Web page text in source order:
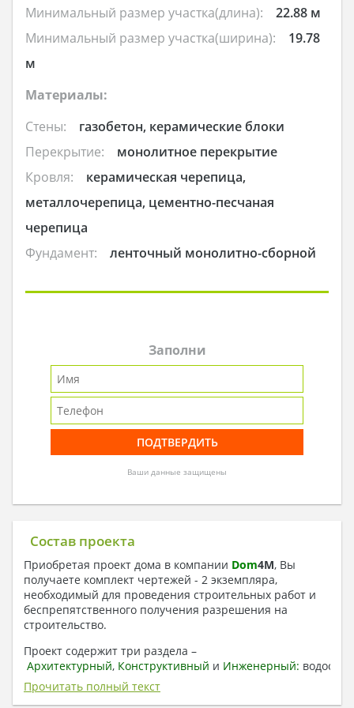
Минимальный размер участка(длина):
22.88 м
Минимальный размер участка(ширина):
19.78
м
Материалы:
Стены:
газобетон, керамические блоки
Перекрытие:
монолитное перекрытие
Кровля:
керамическая черепица,
металлочерепица, цементно-песчаная
черепица
Фундамент:
ленточный монолитно-сборной
Заполни
Ваши данные защищены
Состав проекта
Приобретая проект дома в компании Dom4M, Вы
получаете комплект чертежей - 2 экземпляра,
необходимый для проведения строительных работ и
беспрепятственного получения разрешения на
строительство.
Проект содержит три раздела –
Архитектурный, Конструктивный и Инженерный:
отопление, вентиляция, канализация,
электроснабжение (приобретается за дополнительную
Прочитать полный текст